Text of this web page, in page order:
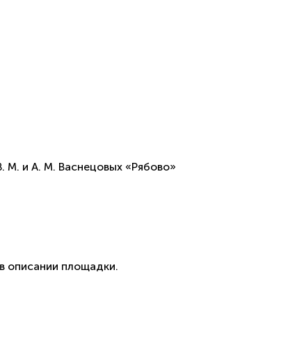
и А. М. Васнецовых «Рябово»
описании площадки.